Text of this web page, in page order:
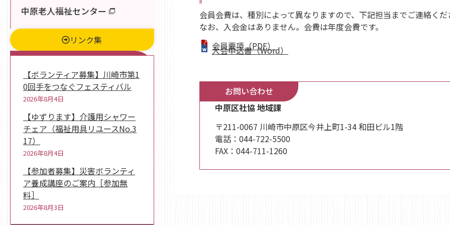
中原老人福祉センター
リンク集
新着情報
【ボランティア募集】川崎市第1
0回手をつなぐフェスティバル
2026年8月4日
【ゆずります】介護用シャワー
チェア（福祉用具リユースNo.3
17）
2026年8月4日
【参加者募集】災害ボランティ
ア養成講座のご案内［参加無
料］
2026年8月3日
会員会費は、種別によって異なりますので、下記担当までご連絡く
なお、入会金はありません。会費は年度会費です。
会員要項（PDF）
入会申込書（Word）
お問い合わせ
中原区社協 地域課
〒211-0067 川崎市中原区今井上町1-34 和田ビル1階
電話：044-722-5500
FAX：044-711-1260